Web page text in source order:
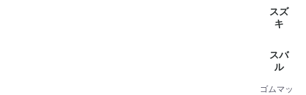
全て見
キャス
アトレ
グラン
(1)
タフト
ロッキ
WAKE(2)
アトレ
タント
ハイゼ
ブーン
ミラト
ミライ
ムーヴ
トール
ムーヴ
スズ
キ
全て見
アルト
イグニ
エブリ
クロス
ジムニ
ジムニ
スイフ
スペー
スペー
ソリオ
ハスラ
ラパン
フレア
ランデ
ワゴン
ワゴン
スバ
ル
ゴムマッ